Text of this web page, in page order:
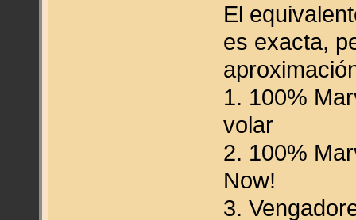
El
es exacta,
1. 100%
volar
2. 100%
Now!
3.